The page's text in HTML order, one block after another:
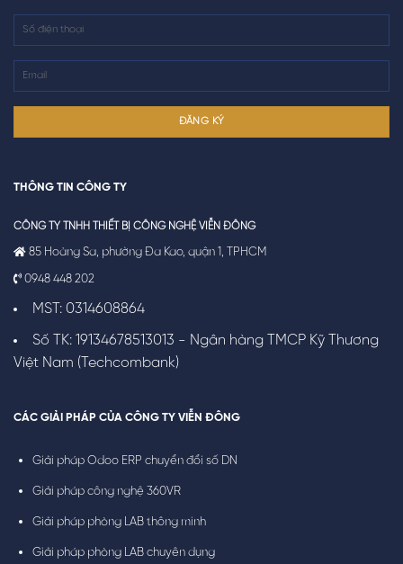
THÔNG TIN CÔNG TY
CÔNG TY TNHH THIẾT BỊ CÔNG NGHỆ VIỄN ĐÔNG
85 Hoàng Sa, phường Đa Kao, quận 1, TPHCM
0948 448 202
MST: 0314608864
Số TK: 19134678513013 - Ngân hàng TMCP Kỹ Thương
Việt Nam (Techcombank)
CÁC GIẢI PHÁP CỦA CÔNG TY VIỄN ĐÔNG
Giải pháp Odoo ERP chuyển đổi số DN
Giải pháp công nghệ 360VR
Giải pháp phòng LAB thông minh
Giải pháp phòng LAB chuyên dụng